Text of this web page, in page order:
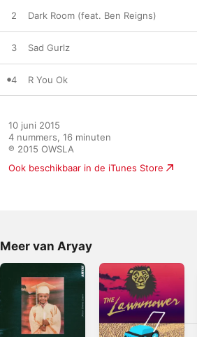
2 Dark Room (feat. Ben Reigns)
3 Sad Gurlz
4 R You Ok
10 juni 2015
4 nummers, 16 minuten
℗ 2015 OWSLA
Ook beschikbaar in de iTunes Store
Meer van Aryay